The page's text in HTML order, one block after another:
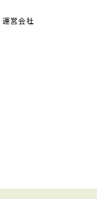
運営会社